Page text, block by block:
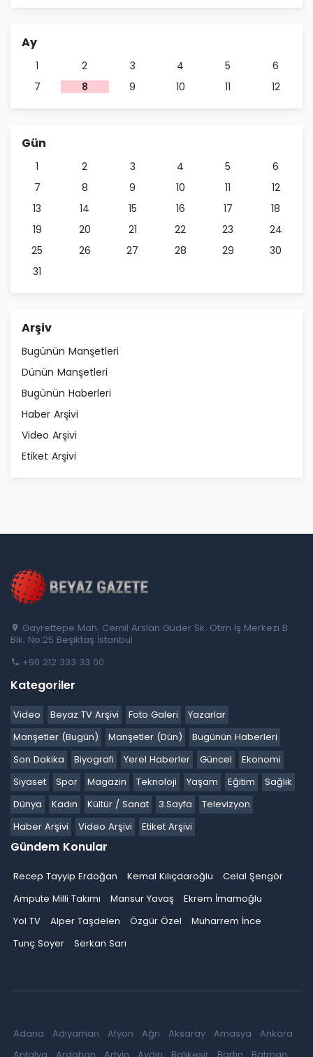
Ay
1 2 3 4 5
6
7
8 9 10 11 12
Gün
1 2 3 4 5
6
7
8 9 10 11
12
13
14 15 16 17
18
19
20 21 22 23
24
25
26 27 28 29
30
31
Arşiv
Bugünün Manşetleri
Dünün Manşetleri
Bugünün Haberleri
Haber Arşivi
Video Arşivi
Etiket Arşivi
Gayrettepe Mah. Cemil Arslan Güder Sk. Otim İş Merkezi B
Blk. No:25 Beşiktaş İstanbul
+90 212 333 33 00
Kategoriler
Video Beyaz TV Arşivi Foto Galeri
Yazarlar
Manşetler (Bugün)
Manşetler (Dün)
Bugünün Haberleri
Son Dakika
Biyografi Yerel Haberler Güncel
Ekonomi
Siyaset
Spor Magazin Teknoloji Yaşam Eğitim
Sağlık
Dünya
Kadın Kültür / Sanat 3.Sayfa
Televizyon
Haber Arşivi
Video Arşivi Etiket Arşivi
Gündem Konular
Recep Tayyip Erdoğan Kemal Kılıçdaroğlu
Celal Şengör
Ampute Milli Takımı
Mansur Yavaş
Ekrem İmamoğlu
Yol TV
Alper Taşdelen Özgür Özel
Muharrem İnce
Tunç Soyer
Serkan Sarı
Adana Adıyaman Afyon Ağrı Aksaray Amasya
Ankara